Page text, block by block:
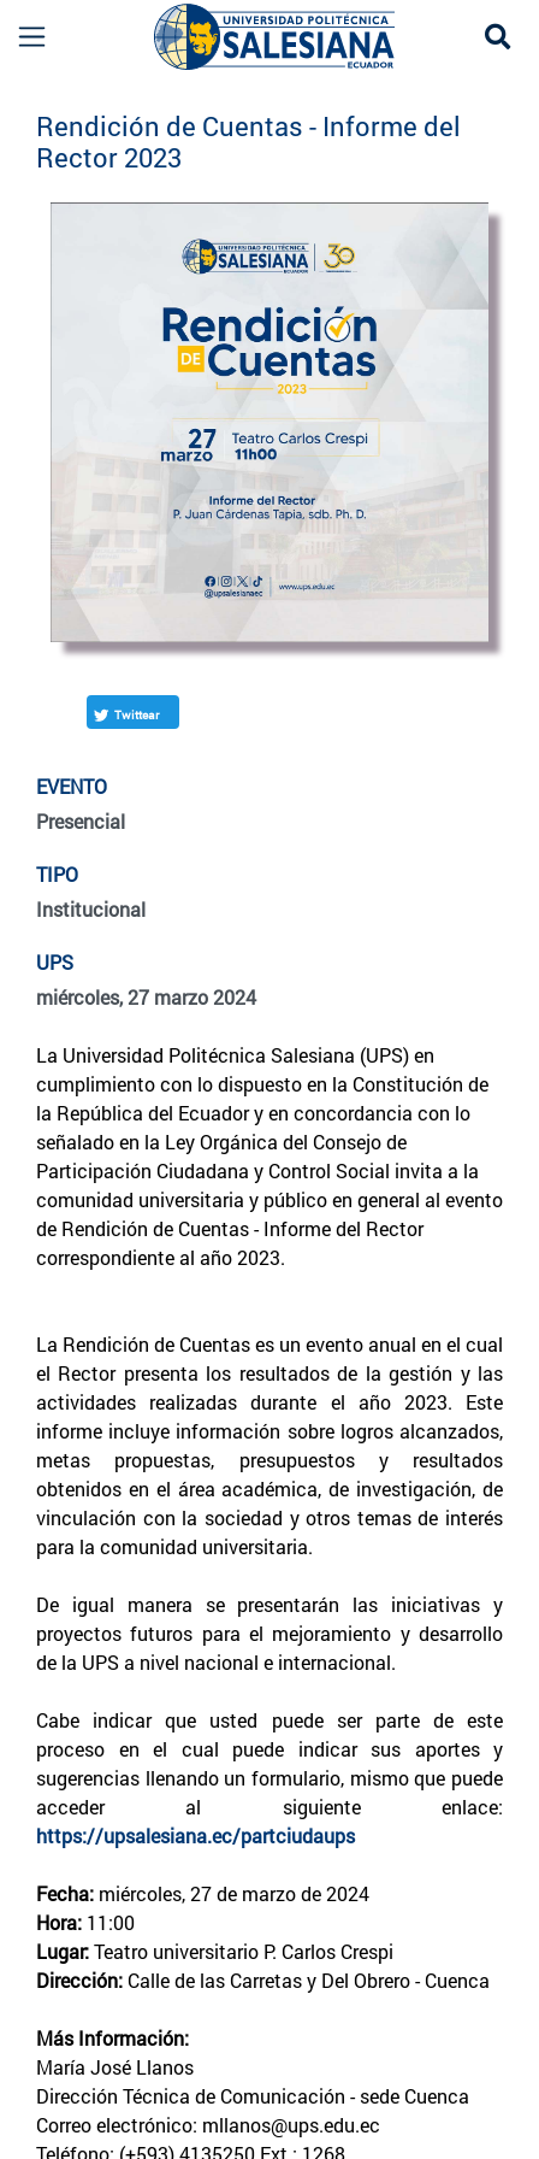
Rendición de Cuentas - Informe del
Rector 2023
Twittear
EVENTO
Presencial
TIPO
Institucional
UPS
miércoles, 27 marzo 2024
La Universidad Politécnica Salesiana (UPS) en
cumplimiento con lo dispuesto en la Constitución de
la República del Ecuador y en concordancia con lo
señalado en la Ley Orgánica del Consejo de
Participación Ciudadana y Control Social invita a la
comunidad universitaria y público en general al evento
de Rendición de Cuentas - Informe del Rector
correspondiente al año 2023.
La Rendición de Cuentas es un evento anual en el cual
el Rector presenta los resultados de la gestión y las
actividades realizadas durante el año 2023. Este
informe incluye información sobre logros alcanzados,
metas propuestas, presupuestos y resultados
obtenidos en el área académica, de investigación, de
vinculación con la sociedad y otros temas de interés
para la comunidad universitaria.
De igual manera se presentarán las iniciativas y
proyectos futuros para el mejoramiento y desarrollo
de la UPS a nivel nacional e internacional.
Cabe indicar que usted puede ser parte de este
proceso en el cual puede indicar sus aportes y
sugerencias llenando un formulario, mismo que puede
acceder al siguiente enlace:
https://upsalesiana.ec/partciudaups
Fecha: miércoles, 27 de marzo de 2024
Hora: 11:00
Lugar:Teatro universitario P. Carlos Crespi
Dirección: Calle de las Carretas y Del Obrero - Cuenca
Más Información:
María José Llanos
Dirección Técnica de Comunicación - sede Cuenca
Correo electrónico: mllanos@ups.edu.ec
Teléfono: (+593) 4135250 Ext.: 1268